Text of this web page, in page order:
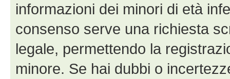
informazioni dei minori di età
consenso serve una richiesta
legale, permettendo la
minore. Se hai dubbi o